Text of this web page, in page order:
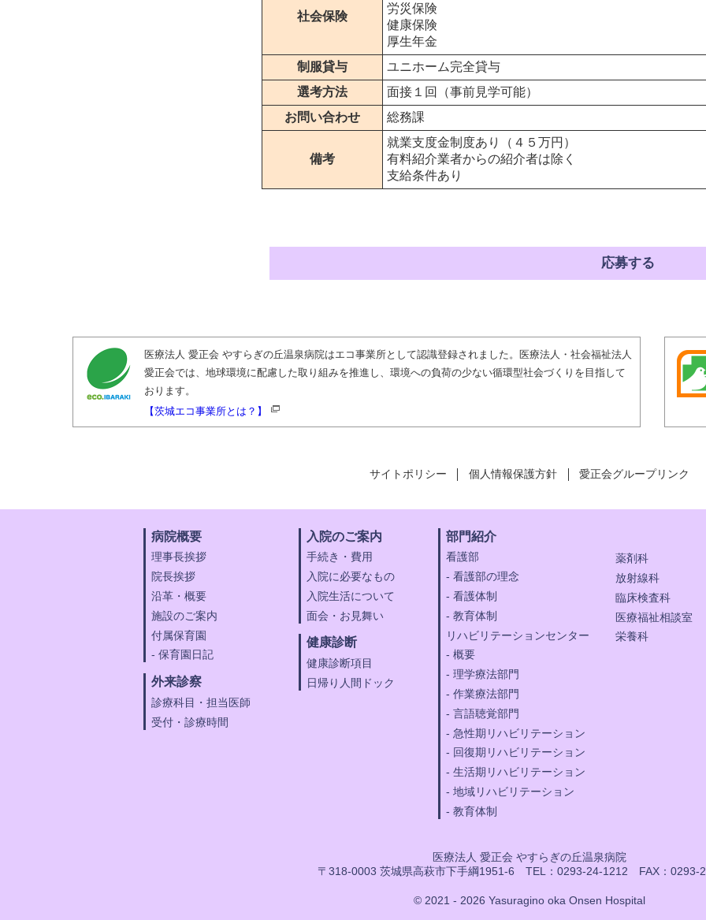
社会保険
労災保険
健康保険
厚生年金
制服貸与
ユニホーム完全貸与
選考方法
面接１回（事前見学可能）
お問い合わせ
総務課
備考
就業支度金制度あり（４５万円）
有料紹介業者からの紹介者は除く
支給条件あり
応募する
医療法人 愛正会 やすらぎの丘温泉病院はエコ事業所として認識登録されました。医療法人・社会福祉法人
愛正会では、地球環境に配慮した取り組みを推進し、環境への負荷の少ない循環型社会づくりを目指して
おります。
【茨城エコ事業所とは？】
サイトポリシー 個人情報保護方針 愛正会グループリンク
病院概要
理事長挨拶
院長挨拶
沿革・概要
施設のご案内
付属保育園
保育園日記
外来診察
診療科目・担当医師
受付・診療時間
入院のご案内
手続き・費用
入院に必要なもの
入院生活について
面会・お見舞い
健康診断
健康診断項目
日帰り人間ドック
部門紹介
看護部
看護部の理念
看護体制
教育体制
リハビリテーションセンター
概要
理学療法部門
作業療法部門
言語聴覚部門
急性期リハビリテーション
回復期リハビリテーション
生活期リハビリテーション
地域リハビリテーション
教育体制
薬剤科
放射線科
臨床検査科
医療福祉相談室
栄養科
医療法人 愛正会 やすらぎの丘温泉病院
〒318-0003 茨城県高萩市下手綱1951-6
TEL：0293-24-1212 FAX：0293-
© 2021 - 2026 Yasuragino oka Onsen Hospital